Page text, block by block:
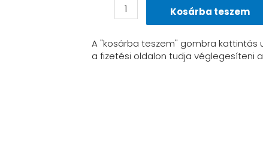
Kosárba teszem
A "kosárba teszem" gombra kattintás
a fizetési oldalon tudja véglegesíteni